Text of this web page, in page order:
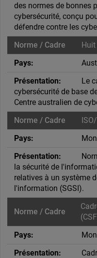
des normes de bonnes
cybersécurité, conçu
défendre contre les
Le
cybersécurité de base
Centre australien de
la sécurité de
relatives à un système
l'information (SGSI).